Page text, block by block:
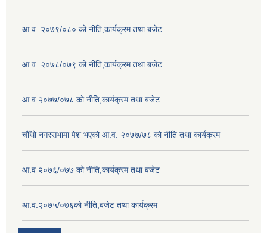
आ.व. २०७९/०८० को नीति,कार्यक्रम तथा बजेट
आ.व. २०७८/०७९ को नीति,कार्यक्रम तथा बजेट
आ.व.२०७७/०७८ को नीति,कार्यक्रम तथा बजेट
चौँथो नगरसभामा पेश भएको आ.व. २०७७/७८ को नीति तथा कार्यक्रम
आ.व २०७६/०७७ को नीति,कार्यक्रम तथा बजेट
आ.व.२०७५/०७६को नीति,बजेट तथा कार्यक्रम